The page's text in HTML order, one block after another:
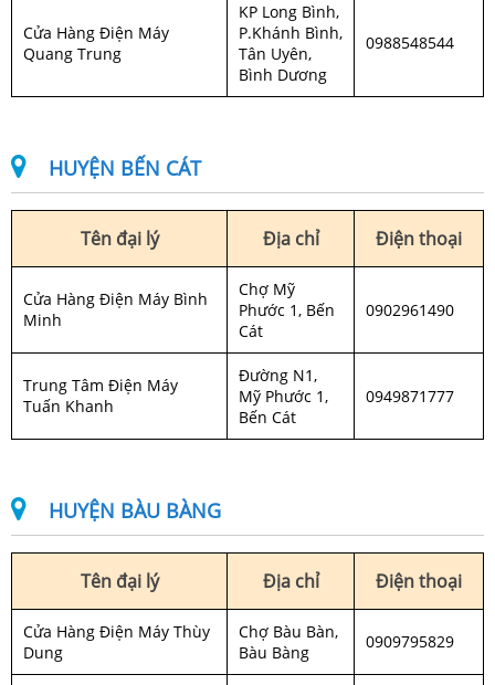
Cửa Hàng Điện Máy
Quang Trung
KP Long Bình,
P.Khánh Bình,
Tân Uyên,
Bình Dương
0988548544
HUYỆN BẾN CÁT
Tên đại lý Địa chỉ Điện thoại
Cửa Hàng Điện Máy Bình
Minh
Chợ Mỹ
Phước 1, Bến
Cát
0902961490
Trung Tâm Điện Máy
Tuấn Khanh
Đường N1,
Mỹ Phước 1,
Bến Cát
0949871777
HUYỆN BÀU BÀNG
Tên đại lý Địa chỉ Điện thoại
Cửa Hàng Điện Máy Thùy
Dung
Chợ Bàu Bàn,
Bàu Bàng
0909795829